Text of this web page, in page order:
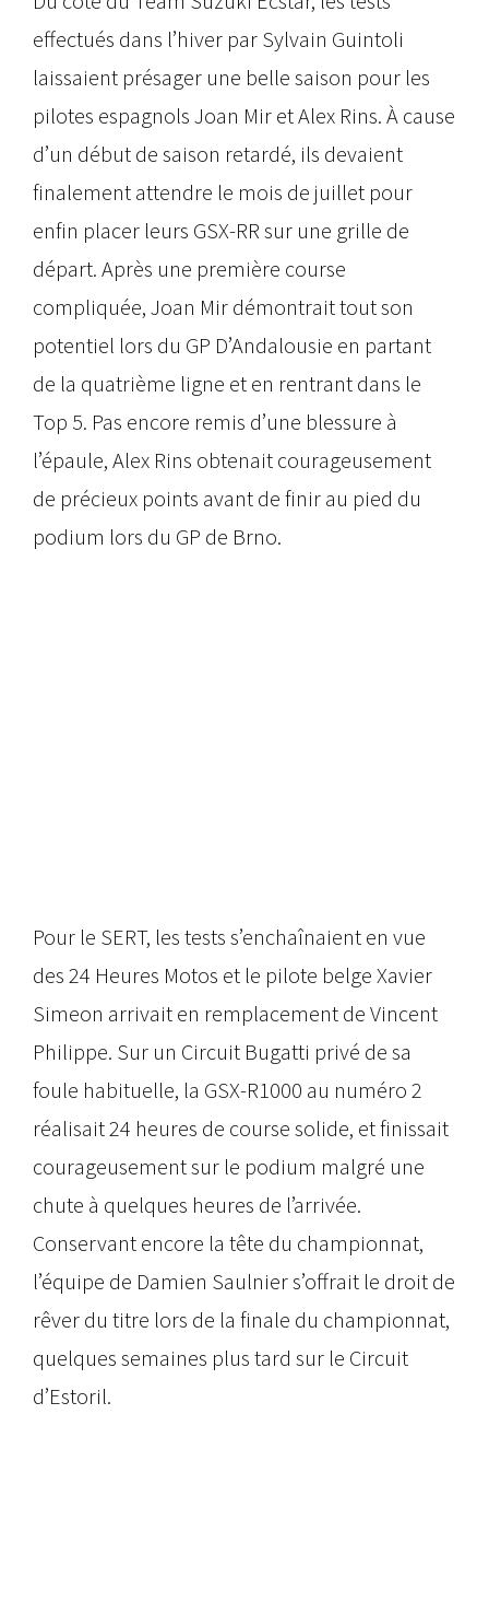
effectués dans l’hiver par Sylvain Guintoli
laissaient présager une belle saison pour les
pilotes espagnols Joan Mir et Alex Rins. À cause
d’un début de saison retardé, ils devaient
finalement attendre le mois de juillet pour
enfin placer leurs GSX-RR sur une grille de
départ. Après une première course
compliquée, Joan Mir démontrait tout son
potentiel lors du GP D’Andalousie en partant
de la quatrième ligne et en rentrant dans le
Top 5. Pas encore remis d’une blessure à
l’épaule, Alex Rins obtenait courageusement
de précieux points avant de finir au pied du
podium lors du GP de Brno.
Pour le SERT, les tests s’enchaînaient en vue
des 24 Heures Motos et le pilote belge Xavier
Simeon arrivait en remplacement de Vincent
Philippe. Sur un Circuit Bugatti privé de sa
foule habituelle, la GSX-R1000 au numéro 2
réalisait 24 heures de course solide, et finissait
courageusement sur le podium malgré une
chute à quelques heures de l’arrivée.
Conservant encore la tête du championnat,
l’équipe de Damien Saulnier s’offrait le droit de
rêver du titre lors de la finale du championnat,
quelques semaines plus tard sur le Circuit
d’Estoril.